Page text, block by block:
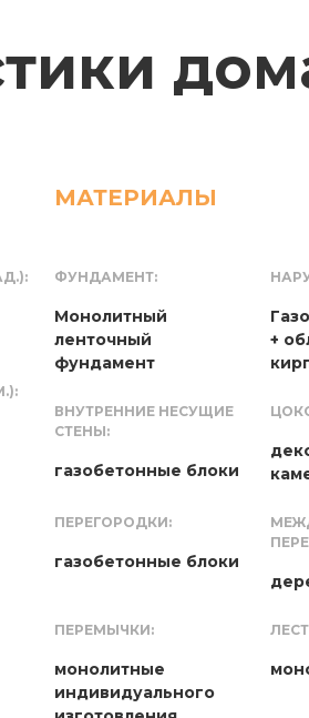
МАТЕРИАЛЫ
ФУНДАМЕНТ:
Монолитный
ленточный
фундамент
+
ВНУТРЕННИЕ НЕСУЩИЕ
СТЕНЫ:
газобетонные блоки
ПЕРЕГОРОДКИ:
газобетонные блоки
ПЕРЕМЫЧКИ:
монолитные
индивидуального